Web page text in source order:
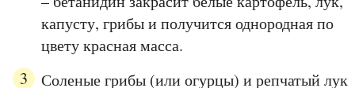
капусту, грибы и получится однородная по
цвету красная масса.
Соленые грибы (или огурцы) и репчатый лук